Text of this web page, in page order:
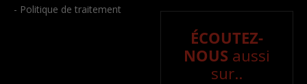
- Politique de traitement
ÉCOUTEZ-
NOUS aussi
sur..